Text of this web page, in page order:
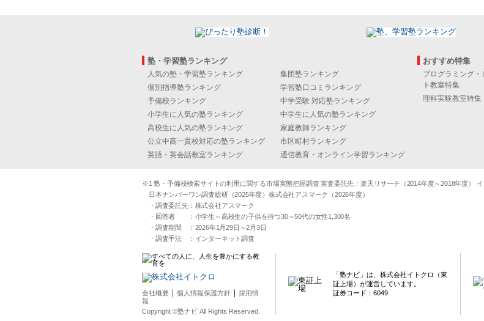
塾・学習塾ランキング
人気の塾・学習塾ランキング
集団塾ランキング
個別指導塾ランキング
学習塾口コミランキング
予備校ランキング
中学受験 対応塾ランキング
小学生に人気の塾ランキング
中学生に人気の塾ランキング
高校生に人気の塾ランキング
家庭教師ランキング
公立中高一貫校対応の塾ランキング
市区町村ランキング
英語・英会話教室ランキング
通信教育・オンライン学習ランキング
おすすめ特集
プログラミング・
ト教室特集
理科実験教室特集
※1 塾・予備校検索サイトの利用に関する市場実態把握調査 実査委託先：楽天リサーチ（2014年度～2018年度）
日本ナンバーワン調査総研（2025年度）株式会社アスマーク（2026年度）
・調査委託先：株式会社アスマーク
・回答者 ：小学生～高校生の子供を持つ30～50代の女性1,300名
・調査期間 ：2026年1月29日～2月3日
・調査手法 ：インターネット調査
会社概要 ｜ 個人情報保護方針 ｜ 採用情
報
Copyright ©塾ナビ All Rights Reserved.
「塾ナビ」は、株式会社イトクロ（東
証上場）が運営しています。
証券コード：6049